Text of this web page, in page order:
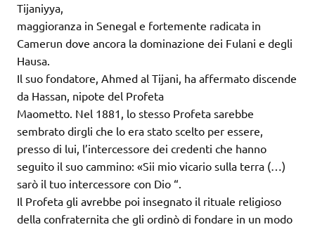
Tijaniyya,
maggioranza in Senegal e fortemente radicata in
Camerun dove ancora la dominazione dei Fulani e degli
Hausa.
Il suo fondatore, Ahmed al Tijani, ha affermato discende
da Hassan, nipote del Profeta
Maometto. Nel 1881, lo stesso Profeta sarebbe
sembrato dirgli che lo era stato scelto per essere,
presso di lui, l’intercessore dei credenti che hanno
seguito il suo cammino: «Sii mio vicario sulla terra (…)
sarò il tuo intercessore con Dio “.
Il Profeta gli avrebbe poi insegnato il rituale religioso
della confraternita che gli ordinò di fondare in un modo